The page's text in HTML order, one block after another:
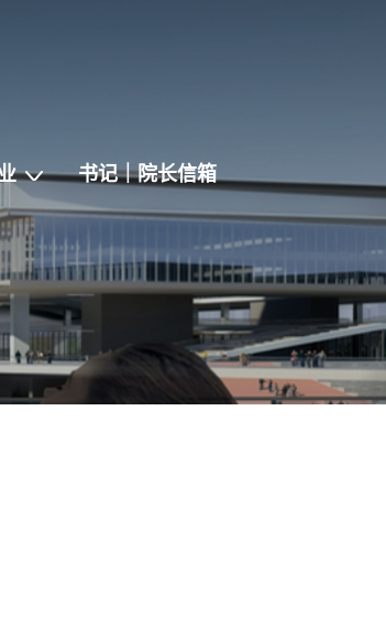
书记｜院长信箱